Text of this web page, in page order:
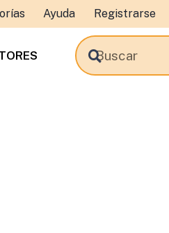
Ayuda Registrarse